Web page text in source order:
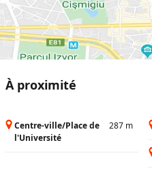
À proximité
Centre-ville/Place de
l'Université
287 m